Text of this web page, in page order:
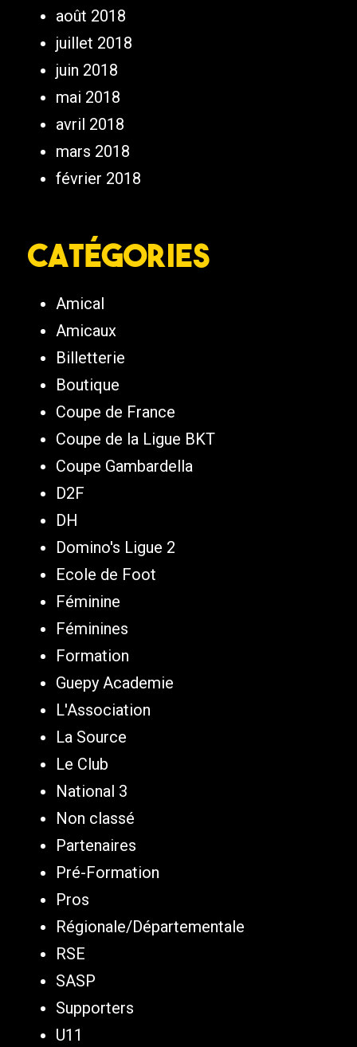
août 2018
juillet 2018
juin 2018
mai 2018
avril 2018
mars 2018
février 2018
Catégories
Amical
Amicaux
Billetterie
Boutique
Coupe de France
Coupe de la Ligue BKT
Coupe Gambardella
D2F
DH
Domino's Ligue 2
Ecole de Foot
Féminine
Féminines
Formation
Guepy Academie
L'Association
La Source
Le Club
National 3
Non classé
Partenaires
Pré-Formation
Pros
Régionale/Départementale
RSE
SASP
Supporters
U11